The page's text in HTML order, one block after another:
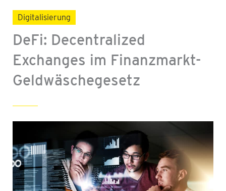
Digitalisierung
DeFi: Decentralized
Exchanges im Finanzmarkt-
Geldwäschegesetz